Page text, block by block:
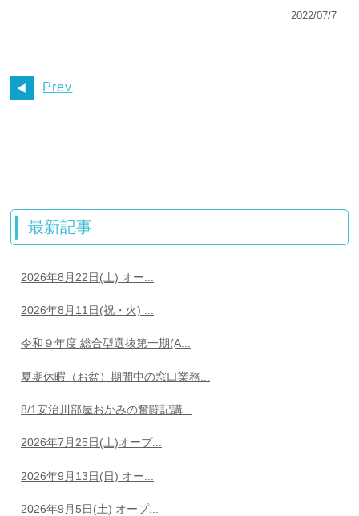
2022/07/7
Prev
最新記事
2026年8月22日(土) オー...
2026年8月11日(祝・火) ...
令和９年度 総合型選抜第一期(A...
夏期休暇（お盆）期間中の窓口業務...
8/1安治川部屋おかみの奮闘記講...
2026年7月25日(土)オープ...
2026年9月13日(日) オー...
2026年9月5日(土) オープ...